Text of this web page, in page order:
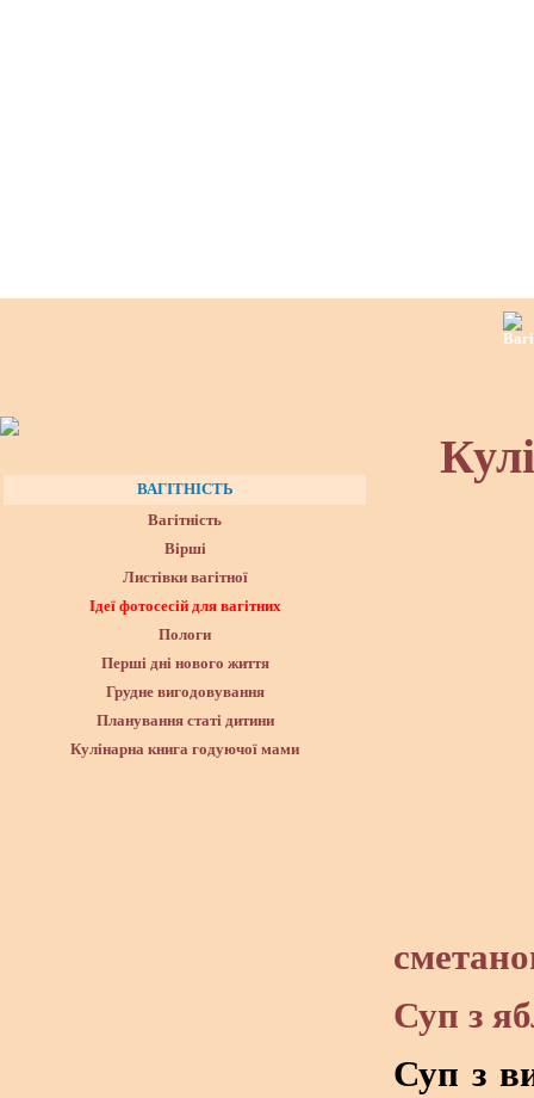
ВАГІТНІСТЬ
Вагітність
Вірші
Листівки вагітної
Ідеї фотосесій для вагітних
Пологи
Перші дні нового життя
Грудне вигодовування
Планування статі дитини
Кулінарна книга годуючої мами
Суп з
Суп з